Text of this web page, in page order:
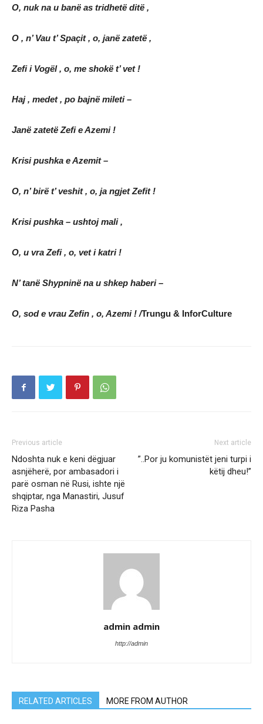
O, nuk na u banë as tridhetë ditë ,
O , n’ Vau t’ Spaçit , o, janë zatetë ,
Zefi i Vogël , o, me shokë t’ vet !
Haj , medet , po bajnë mileti –
Janë zatetë Zefi e Azemi !
Krisi pushka e Azemit –
O, n’ birë t’ veshit , o, ja ngjet Zefit !
Krisi pushka – ushtoj mali ,
O, u vra Zefi , o, vet i katri !
N’ tanë Shypninë na u shkep haberi –
O, sod e vrau Zefin , o, Azemi ! /Trungu & InforCulture
Previous article
Ndoshta nuk e keni dëgjuar
asnjëherë, por ambasadori i
parë osman në Rusi, ishte një
shqiptar, nga Manastiri, Jusuf
Riza Pasha
Next article
”..Por ju komunistët jeni turpi i
këtij dheu!”
admin admin
http://admin
RELATED ARTICLES MORE FROM AUTHOR